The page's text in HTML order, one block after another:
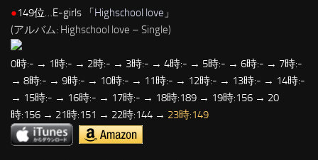
●149位…E-girls 「 Highschool love 」
(アルバム: Highschool love – Single)
0時:- → 1時:- → 2時:- → 3時:- → 4時:- → 5時:- → 6時:- → 7時:-
→ 8時:- → 9時:- → 10時:- → 11時:- → 12時:- → 13時:- → 14時:-
→ 15時:- → 16時:- → 17時:- → 18時:189 → 19時:156 → 20
時:156 → 21時:151 → 22時:144 → 23時:149